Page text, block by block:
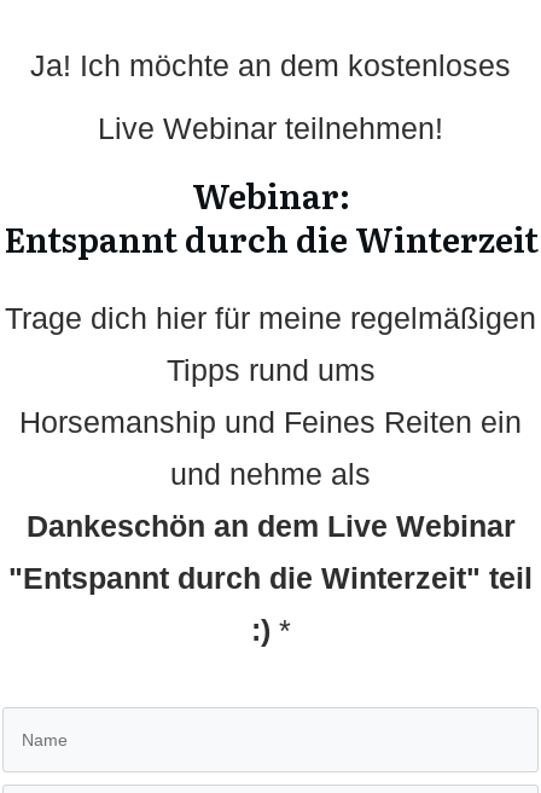
Ja! Ich möchte an dem kostenloses
Live Webinar teilnehmen!
Webinar:
Entspannt durch die Winterzeit
Trage dich hier für meine regelmäßigen
Tipps rund ums
Horsemanship und Feines Reiten ein
und nehme als
Dankeschön an dem Live Webinar
"Entspannt durch die Winterzeit" teil
:) *